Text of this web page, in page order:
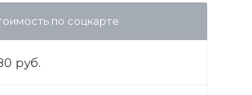
по соцкарте
руб.